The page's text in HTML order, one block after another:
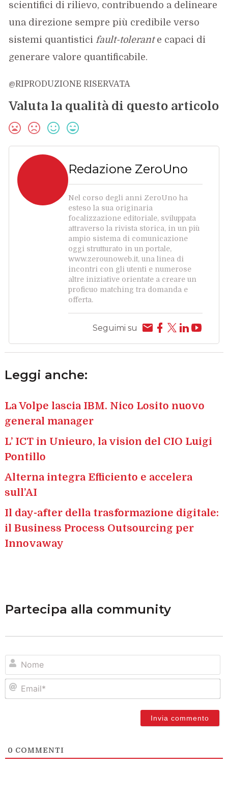
scientifici di rilievo, contribuendo a delineare
una direzione sempre più credibile verso
sistemi quantistici fault-tolerante capaci di
generare valore quantificabile.
@RIPRODUZIONE RISERVATA
Valuta la qualità di questo articolo
Redazione ZeroUno
Nel corso degli anni ZeroUno ha
esteso la sua originaria
focalizzazione editoriale, sviluppata
attraverso la rivista storica, in un più
ampio sistema di comunicazione
oggi strutturato in un portale,
www.zerounoweb.it, una linea di
incontri con gli utenti e numerose
altre iniziative orientate a creare un
proficuo matching tra domanda e
offerta.
Seguimi su
Leggi anche:
La Volpe lascia IBM. Nico Losito nuovo
general manager
L’ ICT in Unieuro, la vision del CIO Luigi
Pontillo
Alterna integra Efficiento e accelera
sull’AI
Il day-after della trasformazione digitale:
il Business Process Outsourcing per
Innovaway
Partecipa alla community
0 COMMENTI